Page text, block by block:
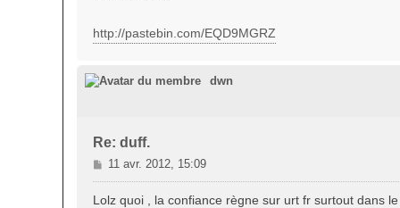
http://pastebin.com/EQD9MGRZ
dwn
Re: duff.
M
e
s
11 avr. 2012, 15:09
Lolz quoi , la confiance règne sur urt fr surtout dans